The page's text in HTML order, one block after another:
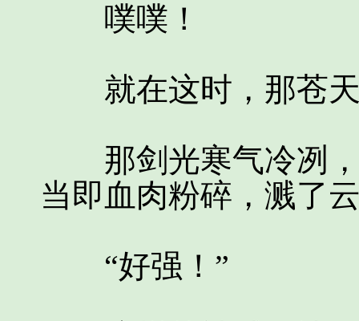
噗噗！
就在这时，那苍天
那剑光寒气冷冽，
当即血肉粉碎，溅了
“好强！”